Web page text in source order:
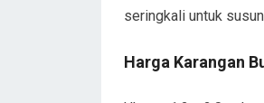
seringkali untuk
Harga Karangan